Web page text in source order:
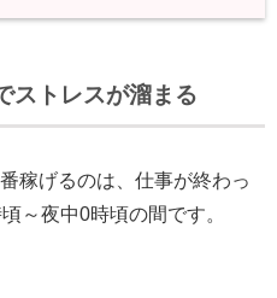
トレスが溜まる
稼げるのは、仕事が終わっ
～夜中0時頃の間です。